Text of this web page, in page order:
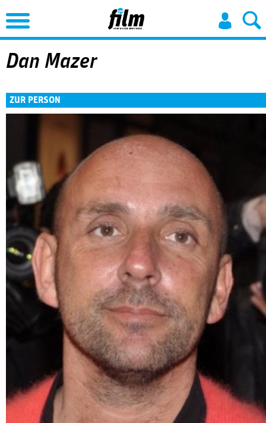
Jump to Navigation
Dan Mazer
ZUR PERSON